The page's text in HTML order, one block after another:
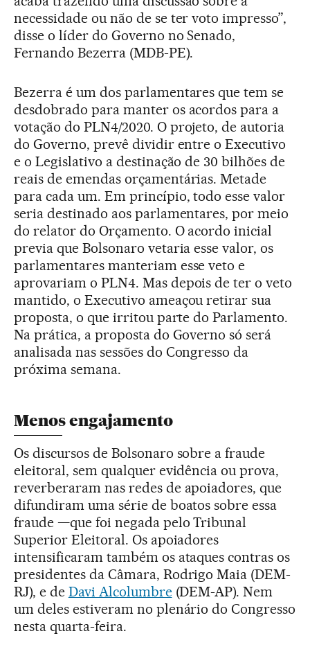
necessidade ou não de se ter voto impresso”,
disse o líder do Governo no Senado,
Fernando Bezerra (MDB-PE).
Bezerra é um dos parlamentares que tem se
desdobrado para manter os acordos para a
votação do PLN4/2020. O projeto, de autoria
do Governo, prevê dividir entre o Executivo
e o Legislativo a destinação de 30 bilhões de
reais de emendas orçamentárias. Metade
para cada um. Em princípio, todo esse valor
seria destinado aos parlamentares, por meio
do relator do Orçamento. O acordo inicial
previa que Bolsonaro vetaria esse valor, os
parlamentares manteriam esse veto e
aprovariam o PLN4. Mas depois de ter o veto
mantido, o Executivo ameaçou retirar sua
proposta, o que irritou parte do Parlamento.
Na prática, a proposta do Governo só será
analisada nas sessões do Congresso da
próxima semana.
Menos engajamento
Os discursos de Bolsonaro sobre a fraude
eleitoral, sem qualquer evidência ou prova,
reverberaram nas redes de apoiadores, que
difundiram uma série de boatos sobre essa
fraude —que foi negada pelo Tribunal
Superior Eleitoral. Os apoiadores
intensificaram também os ataques contras os
presidentes da Câmara, Rodrigo Maia (DEM-
RJ), e de Davi Alcolumbre(DEM-AP). Nem
um deles estiveram no plenário do Congresso
nesta quarta-feira.